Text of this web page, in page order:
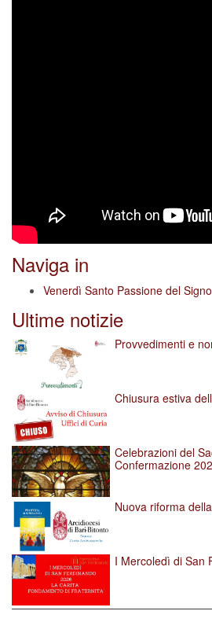
Naviga in
Venerdì Santo Passione del
Ultime notizie
Provvedimenti e
Chiusura estiva
Celebrazioni del
Confermazione
Nuova riforma
I Mercoledì di San